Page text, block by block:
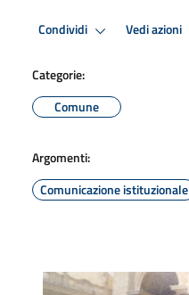
Condividi Vedi azioni
Categorie:
Comune
Argomenti:
Comunicazione istituzionale